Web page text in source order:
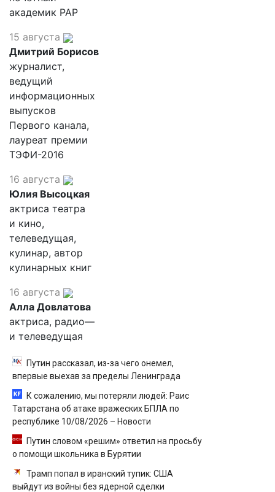
академик РАР
15 августа
Дмитрий Борисов
журналист,
ведущий
информационных
выпусков
Первого канала,
лауреат премии
ТЭФИ-2016
16 августа
Юлия Высоцкая
актриса театра
и кино,
телеведущая,
кулинар, автор
кулинарных книг
16 августа
Алла Довлатова
актриса, радио—
и телеведущая
Путин рассказал, из-за чего онемел,
впервые выехав за пределы Ленинграда
К сожалению, мы потеряли людей: Раис
Татарстана об атаке вражеских БПЛА по
республике 10/08/2026 – Новости
Путин словом «решим» ответил на просьбу
о помощи школьника в Бурятии
Трамп попал в иранский тупик: США
выйдут из войны без ядерной сделки